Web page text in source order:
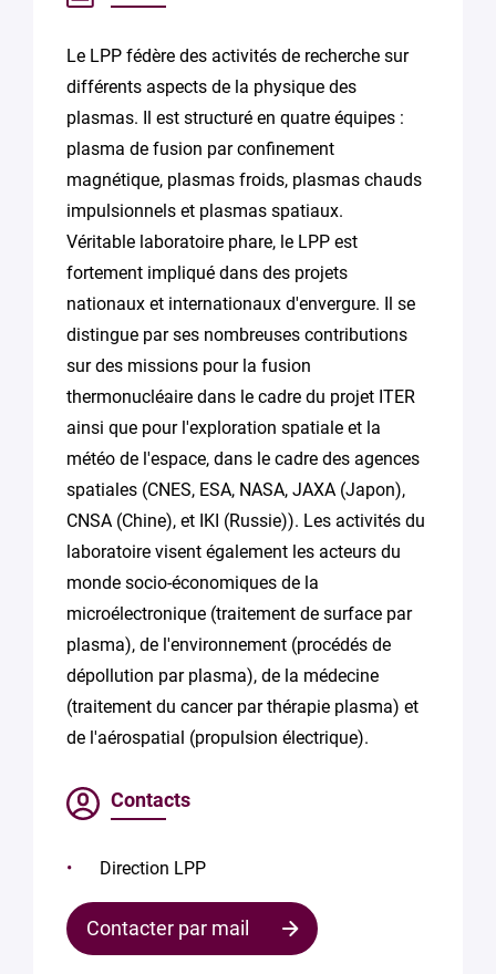
Le LPP fédère des activités de recherche sur
différents aspects de la physique des
plasmas. Il est structuré en quatre équipes :
plasma de fusion par confinement
magnétique, plasmas froids, plasmas chauds
impulsionnels et plasmas spatiaux.
Véritable laboratoire phare, le LPP est
fortement impliqué dans des projets
nationaux et internationaux d'envergure. Il se
distingue par ses nombreuses contributions
sur des missions pour la fusion
thermonucléaire dans le cadre du projet ITER
ainsi que pour l'exploration spatiale et la
météo de l'espace, dans le cadre des agences
spatiales (CNES, ESA, NASA, JAXA (Japon),
CNSA (Chine), et IKI (Russie)). Les activités du
laboratoire visent également les acteurs du
monde socio-économiques de la
microélectronique (traitement de surface par
plasma), de l'environnement (procédés de
dépollution par plasma), de la médecine
(traitement du cancer par thérapie plasma) et
de l'aérospatial (propulsion électrique).
Contacts
Direction LPP
Contacter par mail